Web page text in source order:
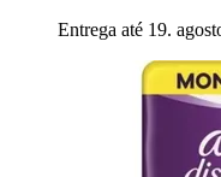
Entrega até 19.